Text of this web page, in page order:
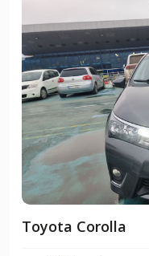
Toyota Corolla